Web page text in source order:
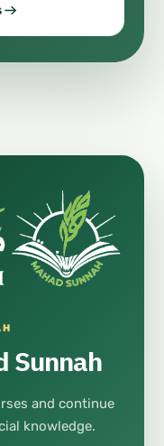
Sunnah
and continue
knowledge.